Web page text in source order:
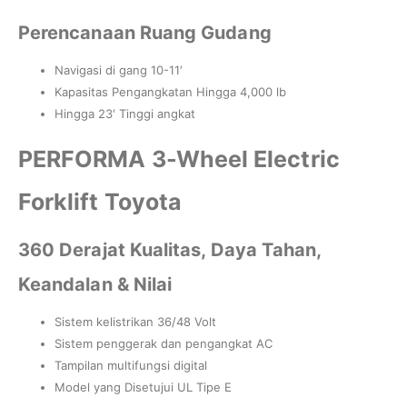
Perencanaan Ruang Gudang
Navigasi di gang 10-11′
Kapasitas Pengangkatan Hingga 4,000 lb
Hingga 23′ Tinggi angkat
PERFORMA 3-Wheel Electric
Forklift Toyota
360 Derajat Kualitas, Daya Tahan,
Keandalan & Nilai
Sistem kelistrikan 36/48 Volt
Sistem penggerak dan pengangkat AC
Tampilan multifungsi digital
Model yang Disetujui UL Tipe E